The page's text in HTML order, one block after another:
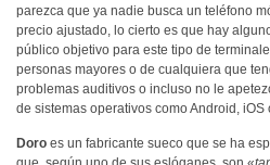
parezca que ya nadie busca un teléfono
precio ajustado, lo cierto es que hay
público objetivo para este tipo de
personas mayores o de cualquiera que
problemas auditivos o incluso no le
de sistemas operativos como Android, iOS
Doro es un fabricante sueco que se ha